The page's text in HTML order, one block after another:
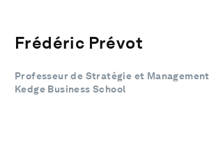
Frédéric Prévot
Professeur de Stratégie et
Kedge Business School